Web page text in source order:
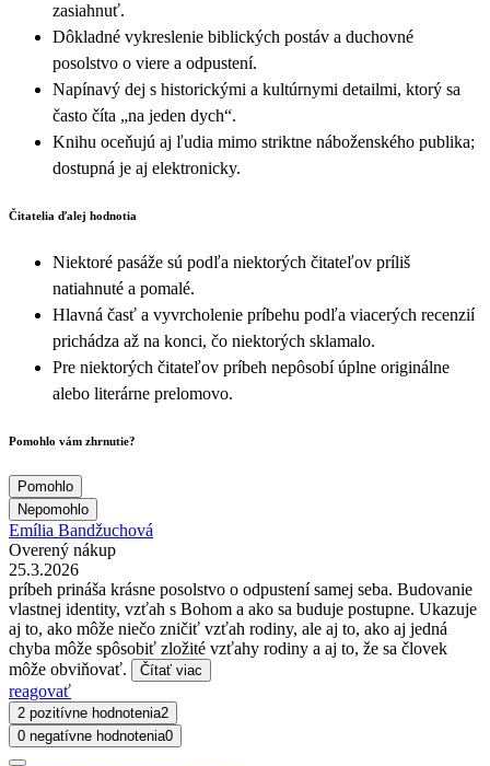
zasiahnuť.
Dôkladné vykreslenie biblických postáv a duchovné
posolstvo o viere a odpustení.
Napínavý dej s historickými a kultúrnymi detailmi, ktorý sa
často číta „na jeden dych“.
Knihu oceňujú aj ľudia mimo striktne náboženského publika;
dostupná je aj elektronicky.
Čitatelia ďalej hodnotia
Niektoré pasáže sú podľa niektorých čitateľov príliš
natiahnuté a pomalé.
Hlavná časť a vyvrcholenie príbehu podľa viacerých recenzií
prichádza až na konci, čo niektorých sklamalo.
Pre niektorých čitateľov príbeh nepôsobí úplne originálne
alebo literárne prelomovo.
Pomohlo vám zhrnutie?
Pomohlo
Nepomohlo
Emília Bandžuchová
Overený nákup
25.3.2026
príbeh prináša krásne posolstvo o odpustení samej seba. Budovanie
vlastnej identity, vzťah s Bohom a ako sa buduje postupne. Ukazuje
aj to, ako môže niečo zničiť vzťah rodiny, ale aj to, ako aj jedná
chyba môže spôsobiť zložité vzťahy rodiny a aj to, že sa človek
môže obviňovať.
Čítať viac
reagovať
2 pozitívne hodnotenia2
0 negatívne hodnotenia0